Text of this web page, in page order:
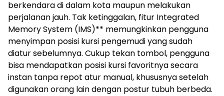
berkendara di dalam kota maupun melakukan
perjalanan jauh. Tak ketinggalan, fitur Integrated
Memory System (IMS)** memungkinkan pengguna
menyimpan posisi kursi pengemudi yang sudah
diatur sebelumnya. Cukup tekan tombol, pengguna
bisa mendapatkan posisi kursi favoritnya secara
instan tanpa repot atur manual, khususnya setelah
digunakan orang lain dengan postur tubuh berbeda.